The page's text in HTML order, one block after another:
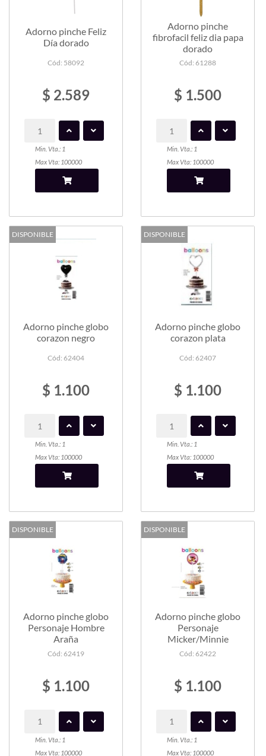
Adorno pinche Feliz
Día dorado
Cód: 58092
$ 2.589
Min. Vta.: 1
Max Vta: 100000
Adorno pinche
fibrofacil feliz dia papa
dorado
Cód: 61288
$ 1.500
Min. Vta.: 1
Max Vta: 100000
DISPONIBLE
Adorno pinche globo
corazon negro
Cód: 62404
$ 1.100
Min. Vta.: 1
Max Vta: 100000
DISPONIBLE
Adorno pinche globo
corazon plata
Cód: 62407
$ 1.100
Min. Vta.: 1
Max Vta: 100000
DISPONIBLE
Adorno pinche globo
Personaje Hombre
Araña
Cód: 62419
$ 1.100
Min. Vta.: 1
Max Vta: 100000
DISPONIBLE
Adorno pinche globo
Personaje
Micker/Minnie
Cód: 62422
$ 1.100
Min. Vta.: 1
Max Vta: 100000